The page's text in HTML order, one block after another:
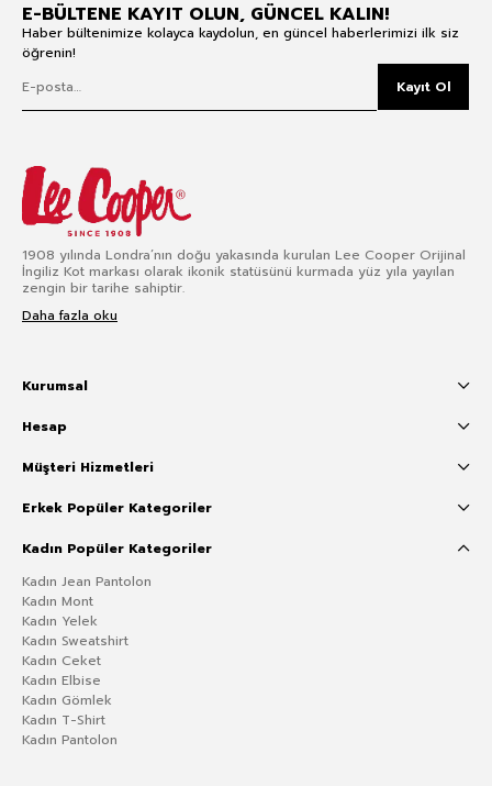
E-BÜLTENE KAYIT OLUN, GÜNCEL KALIN!
Haber bültenimize kolayca kaydolun, en güncel haberlerimizi ilk siz
öğrenin!
Kayıt Ol
1908 yılında Londra’nın doğu yakasında kurulan Lee Cooper Orijinal
İngiliz Kot markası olarak ikonik statüsünü kurmada yüz yıla yayılan
zengin bir tarihe sahiptir.
Daha fazla oku
Kurumsal
Hesap
Müşteri Hizmetleri
Erkek Popüler Kategoriler
Kadın Popüler Kategoriler
Kadın Jean Pantolon
Kadın Mont
Kadın Yelek
Kadın Sweatshirt
Kadın Ceket
Kadın Elbise
Kadın Gömlek
Kadın T-Shirt
Kadın Pantolon